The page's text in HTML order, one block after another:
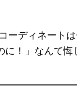
ディネート
！」なんて悔